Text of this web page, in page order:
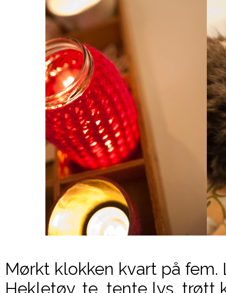
Mørkt klokken kvart på fem.
Hekletøy, te, tente lys, trøtt